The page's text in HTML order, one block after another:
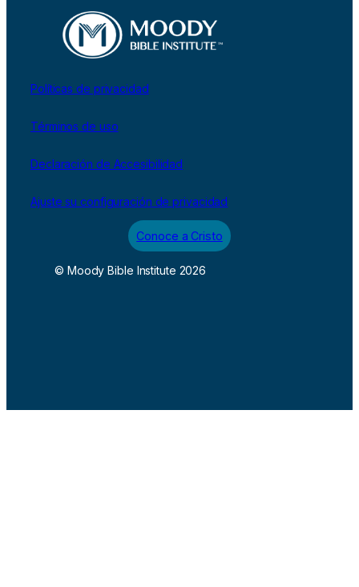
Políticas de privacidad
Términos de uso
Declaración de Accesibilidad
Ajuste su configuración de privacidad
Conoce a Cristo
© Moody Bible Institute 2026